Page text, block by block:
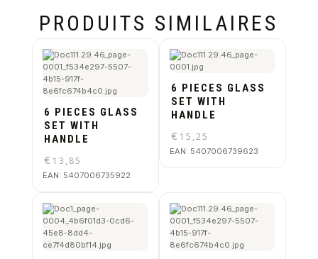
PRODUITS SIMILAIRES
6 PIECES GLASS
SET WITH
HANDLE
€ 13,85
EAN: 5407006735922
6 PIECES GLASS
SET WITH
HANDLE
€ 15,25
EAN: 5407006739623